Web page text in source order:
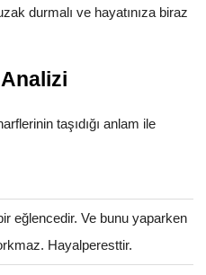
durmalı ve hayatınıza biraz
taşıdığı anlam ile
eğlencedir. Ve bunu yaparken
Hayalperesttir.